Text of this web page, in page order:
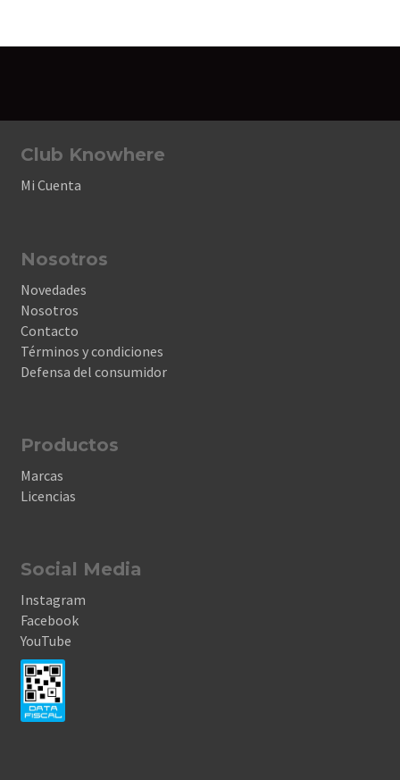
Club Knowhere
Mi Cuenta
Nosotros
Novedades
Nosotros
Contacto
Términos y condiciones
Defensa del consumidor
Productos
Marcas
Licencias
Social Media
Instagram
Facebook
YouTube